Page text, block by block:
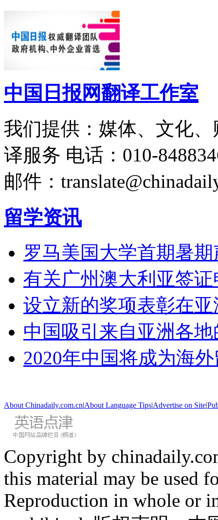
中国日报网翻译工作室
我们提供：媒体、文化
译服务 电话：010-
邮件：
留学资讯
罗马美国大学首期暑
有关广州澳大利亚签
设立新的奖项表彰在
中国吸引来自亚洲各
2020年中国将成为海
About Chinadaily.com.cn|About Language Tips|Advertise on Site|
Copyright by
this material may be used
Reproduction in whole or